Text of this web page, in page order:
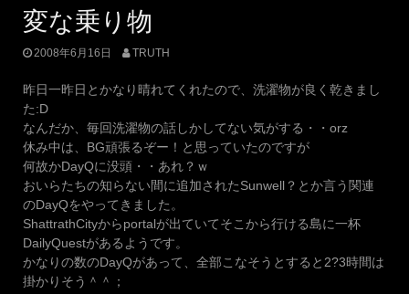
変な乗り物
2008年6月16日 TRUTH
昨日一昨日とかなり晴れてくれたので、洗濯物が良く乾きまし
た:D
なんだか、毎回洗濯物の話しかしてない気がする・・orz
休み中は、BG頑張るぞー！と思っていたのですが
何故かDayQに没頭・・あれ？ｗ
おいらたちの知らない間に追加されたSunwell？とか言う関連
のDayQをやってきました。
ShattrathCityからportalが出ていてそこから行ける島に一杯
DailyQuestがあるようです。
かなりの数のDayQがあって、全部こなそうとすると2?3時間は
掛かりそう＾＾；